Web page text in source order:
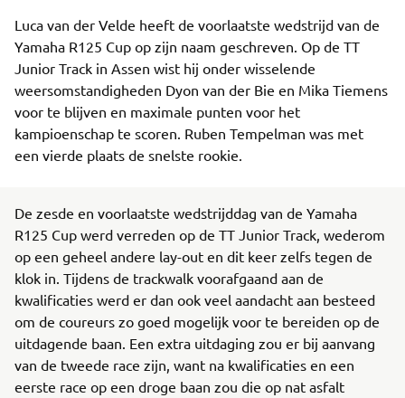
Luca van der Velde heeft de voorlaatste wedstrijd van de
Yamaha R125 Cup op zijn naam geschreven. Op de TT
Junior Track in Assen wist hij onder wisselende
weersomstandigheden Dyon van der Bie en Mika Tiemens
voor te blijven en maximale punten voor het
kampioenschap te scoren. Ruben Tempelman was met
een vierde plaats de snelste rookie.
De zesde en voorlaatste wedstrijddag van de Yamaha
R125 Cup werd verreden op de TT Junior Track, wederom
op een geheel andere lay-out en dit keer zelfs tegen de
klok in. Tijdens de trackwalk voorafgaand aan de
kwalificaties werd er dan ook veel aandacht aan besteed
om de coureurs zo goed mogelijk voor te bereiden op de
uitdagende baan. Een extra uitdaging zou er bij aanvang
van de tweede race zijn, want na kwalificaties en een
eerste race op een droge baan zou die op nat asfalt